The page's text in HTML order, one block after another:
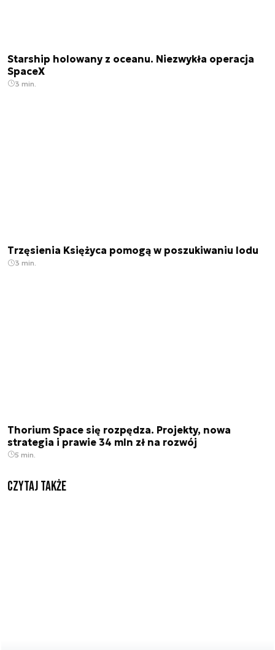
Starship holowany z oceanu. Niezwykła operacja
SpaceX
3 min.
Trzęsienia Księżyca pomogą w poszukiwaniu lodu
3 min.
Thorium Space się rozpędza. Projekty, nowa
strategia i prawie 34 mln zł na rozwój
5 min.
Czytaj także